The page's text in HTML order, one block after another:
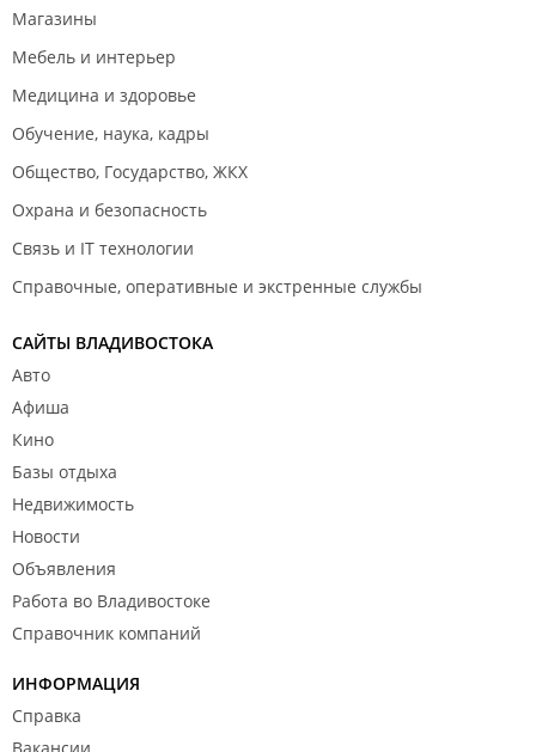
Магазины
Мебель и интерьер
Медицина и здоровье
Обучение, наука, кадры
Общество, Государство, ЖКХ
Охрана и безопасность
Связь и IT технологии
Справочные, оперативные и экстренные службы
САЙТЫ ВЛАДИВОСТОКА
Авто
Афиша
Кино
Базы отдыха
Недвижимость
Новости
Объявления
Работа во Владивостоке
Справочник компаний
ИНФОРМАЦИЯ
Справка